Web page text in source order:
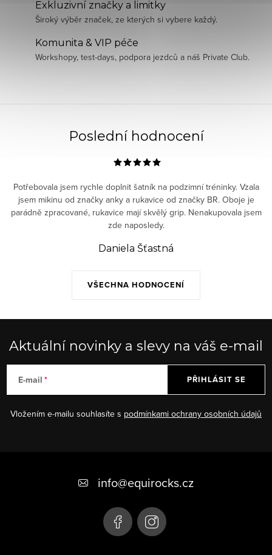
Exkluzivní značky a limitky
Široký výběr značek, ze kterých si vybere každý.
Komunita & VIP péče
Workshopy, test-days, podpora jezdců a náš Private Club.
Poslední hodnocení
VŠECHNA HODNOCENÍ
Potřebovala jsem rychle doplnit šatník na podzimní tréninky. Vzala
jsem mikinu od značky anky a rukavice od značky BR. Oboje je
parádně zpracované, rukavice mají skvělý grip. Nenakupovala jsem
zde naposledy.
Daniela Šťastná
Aktuální novinky a slevy na váš e-mail
E-mail
Vložením e-mailu souhlasíte s podmínkami ochrany osobních údajů
PŘIHLÁSIT SE
info@equirocks.cz